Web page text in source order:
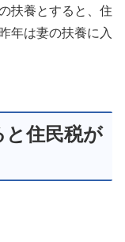
扶養とすると、住
年は妻の扶養に入
と住民税が